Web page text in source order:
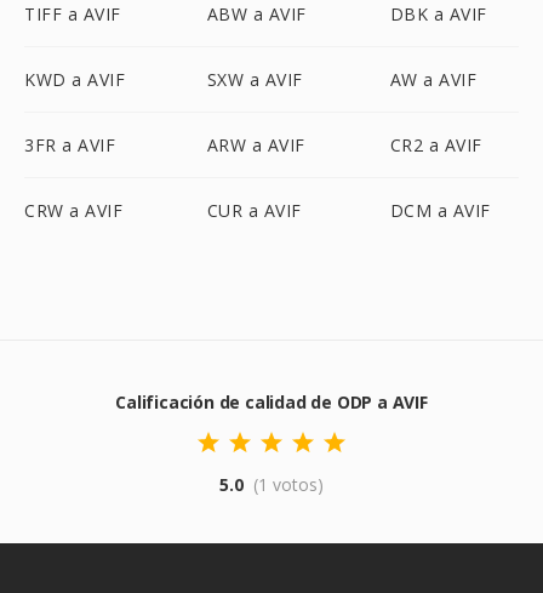
TIFF a AVIF ABW a AVIF DBK a AVIF
KWD a AVIF SXW a AVIF AW a AVIF
3FR a AVIF ARW a AVIF CR2 a AVIF
CRW a AVIF CUR a AVIF DCM a AVIF
Calificación de calidad de ODP a AVIF
5.0 (1 votos)